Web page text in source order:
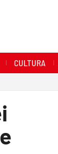
CULTURA